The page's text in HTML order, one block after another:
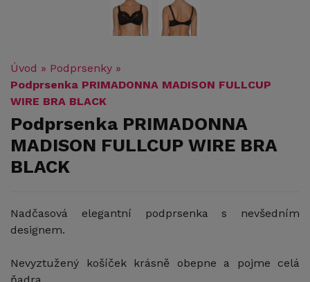
Úvod » Podprsenky »
Podprsenka PRIMADONNA MADISON FULLCUP
WIRE BRA BLACK
Podprsenka PRIMADONNA
MADISON FULLCUP WIRE BRA
BLACK
Nadčasová elegantní podprsenka s nevšedním
designem.
Nevyztužený košíček krásně obepne a pojme celá